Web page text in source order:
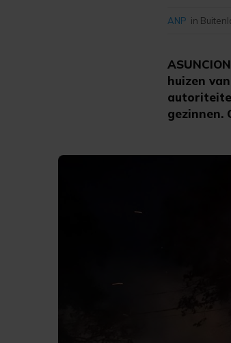
huizen
gezinnen.
ANP in